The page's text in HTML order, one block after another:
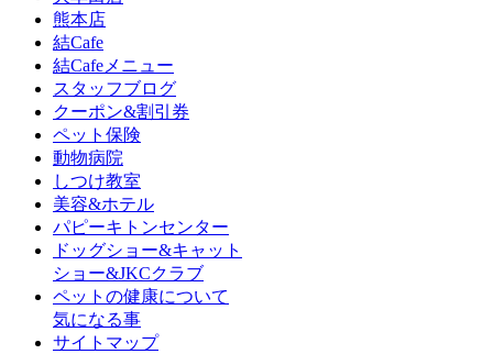
熊本店
結Cafe
結Cafeメニュー
スタッフブログ
クーポン&割引券
ペット保険
動物病院
しつけ教室
美容&ホテル
パピーキトンセンター
ドッグショー&キャット
ショー&JKCクラブ
ペットの健康について
気になる事
サイトマップ